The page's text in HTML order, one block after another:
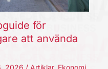
för
att använda